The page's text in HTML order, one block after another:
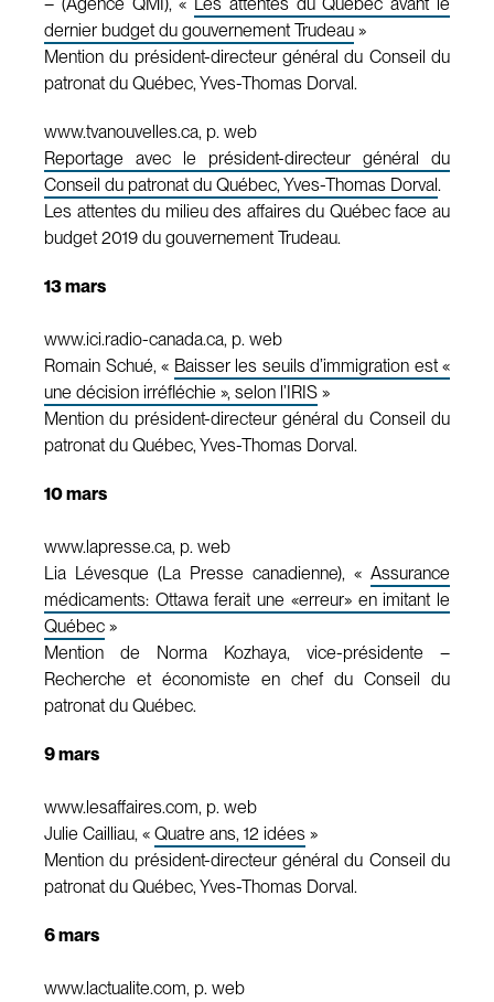
dernier budget du gouvernement Trudeau »
Mention du président-directeur général du Conseil du
patronat du Québec, Yves-Thomas Dorval.
www.tvanouvelles.ca, p. web
Reportage avec le président-directeur général du
Conseil du patronat du Québec, Yves-Thomas Dorval.
Les attentes du milieu des affaires du Québec face au
budget 2019 du gouvernement Trudeau.
13 mars
www.ici.radio-canada.ca, p. web
Romain Schué, « Baisser les seuils d’immigration est «
une décision irréfléchie », selon l’IRIS »
Mention du président-directeur général du Conseil du
patronat du Québec, Yves-Thomas Dorval.
10 mars
www.lapresse.ca, p. web
Lia Lévesque (La Presse canadienne), « Assurance
médicaments: Ottawa ferait une «erreur» en imitant le
Québec »
Mention de Norma Kozhaya, vice-présidente –
Recherche et économiste en chef du Conseil du
patronat du Québec.
9 mars
www.lesaffaires.com, p. web
Julie Cailliau, « Quatre ans, 12 idées »
Mention du président-directeur général du Conseil du
patronat du Québec, Yves-Thomas Dorval.
6 mars
www.lactualite.com, p. web